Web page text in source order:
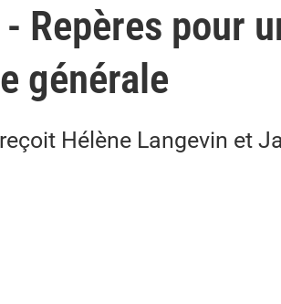
Repères pour
générale
Hélène Langevin et